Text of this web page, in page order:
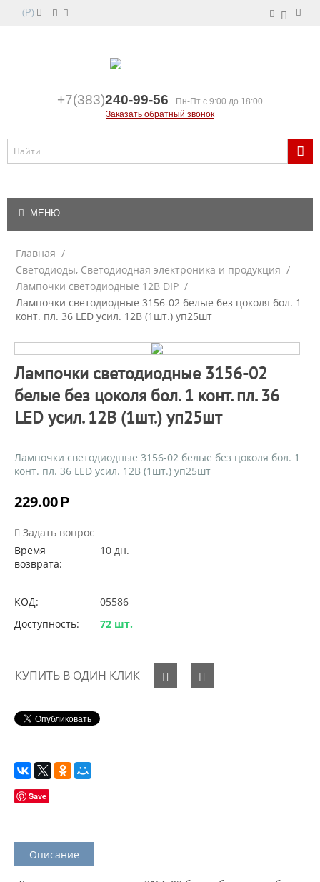
( Р)
+7(383)240-99-56
Пн-Пт с 9:00 до 18:00
Заказать обратный звонок
МЕНЮ
Главная /
Светодиоды, Светодиодная электроника и продукция /
Лампочки светодиодные 12В DIP /
Лампочки светодиодные 3156-02 белые без цоколя бол. 1
конт. пл. 36 LED усил. 12В (1шт.) уп25шт
Лампочки светодиодные 3156-02
белые без цоколя бол. 1 конт. пл. 36
LED усил. 12В (1шт.) уп25шт
Лампочки светодиодные 3156-02 белые без цоколя бол. 1
конт. пл. 36 LED усил. 12В (1шт.) уп25шт
229.00Р
Задать вопрос
Время
возврата:
10 дн.
КОД:
05586
Доступность:
72 шт.
КУПИТЬ В ОДИН КЛИК
Save
Описание